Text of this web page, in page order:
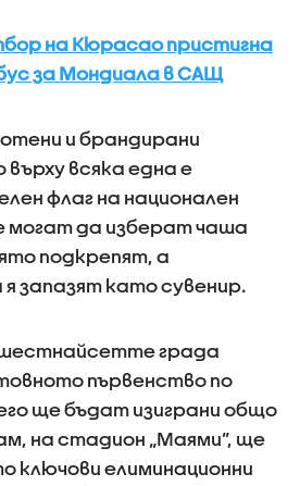
на Кюрасао пристигна
за Мондиала в САЩ
и брандирани
всяка една е
флаг на национален
могат да изберат чаша
подкрепят, а
запазят като сувенир.
града
първенство по
ще бъдат изиграни общо
на стадион „Маями”, ще
ключови елиминационни